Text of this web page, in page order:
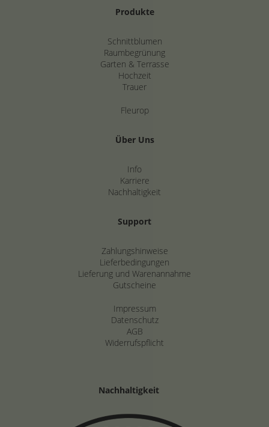
Produkte
Schnittblumen
Raumbegrünung
Garten & Terrasse
Hochzeit
Trauer
Fleurop
Über Uns
Info
Karriere
Nachhaltigkeit
Support
Zahlungshinweise
Lieferbedingungen
Lieferung und Warenannahme
Gutscheine
Impressum
Datenschutz
AGB
Widerrufspflicht
Nachhaltigkeit